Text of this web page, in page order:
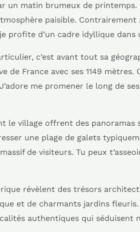
un matin brumeux de
paisible.
profite d’un cadre idyllique
c’est avant tout sa
de France avec ses 1149
me promener le long de
le village offrent des
une plage de galets
de visiteurs. Tu peux
révèlent des trésors
et de charmants jardins
authentiques qui